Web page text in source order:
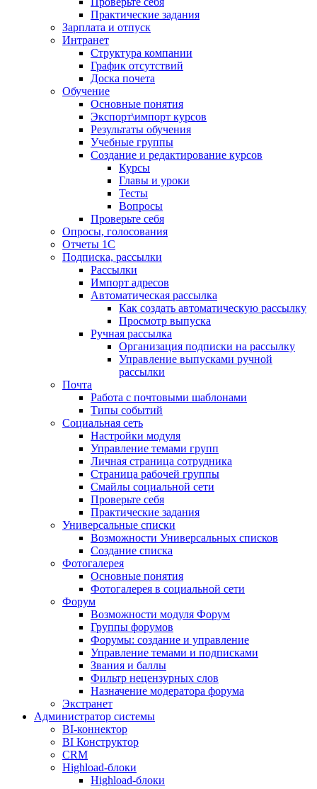
Практические задания
Зарплата и отпуск
Интранет
Структура компании
График отсутствий
Доска почета
Обучение
Основные понятия
Экспорт\импорт курсов
Результаты обучения
Учебные группы
Создание и редактирование курсов
Курсы
Главы и уроки
Тесты
Вопросы
Проверьте себя
Опросы, голосования
Отчеты 1С
Подписка, рассылки
Рассылки
Импорт адресов
Автоматическая рассылка
Как создать автоматическую рассылку
Просмотр выпуска
Ручная рассылка
Организация подписки на рассылку
Управление выпусками ручной
рассылки
Почта
Работа с почтовыми шаблонами
Типы событий
Социальная сеть
Настройки модуля
Управление темами групп
Личная страница сотрудника
Страница рабочей группы
Смайлы социальной сети
Проверьте себя
Практические задания
Универсальные списки
Возможности Универсальных списков
Создание списка
Фотогалерея
Основные понятия
Фотогалерея в социальной сети
Форум
Возможности модуля Форум
Группы форумов
Форумы: создание и управление
Управление темами и подписками
Звания и баллы
Фильтр нецензурных слов
Назначение модератора форума
Экстранет
Администратор системы
BI-коннектор
BI Конструктор
CRM
Highload-блоки
Highload-блоки